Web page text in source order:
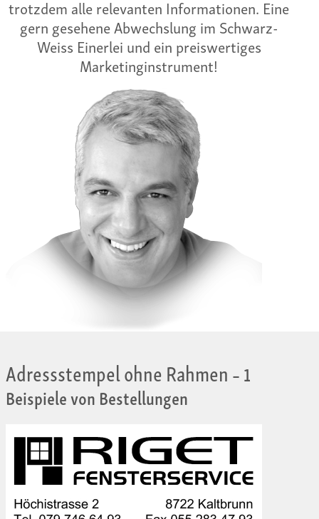
trotzdem alle relevanten Informationen. Eine
gern gesehene Abwechslung im Schwarz-
Weiss Einerlei und ein preiswertiges
Marketinginstrument!
Adressstempel ohne Rahmen– 1
Beispiele von Bestellungen